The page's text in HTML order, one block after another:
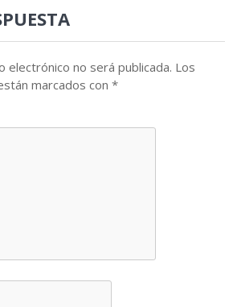
electrónico no será publicada. Los
marcados con *